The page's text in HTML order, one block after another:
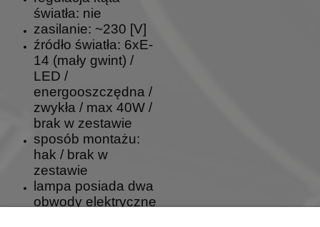
światła: nie
zasilanie: ~230 [V]
źródło światła: 6xE-
14 (mały gwint) /
LED /
energooszczędna /
zwykła / max 40W /
brak w zestawie
sposób montażu:
hak / brak w
zestawie
lampa posiada dwa
obwody elektryczne